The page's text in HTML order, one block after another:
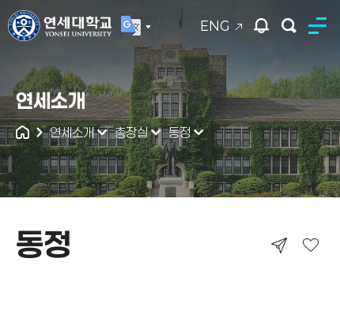
ENG
연세대학교
통합검색
연세소개
연세소개 총장실 동정
동정